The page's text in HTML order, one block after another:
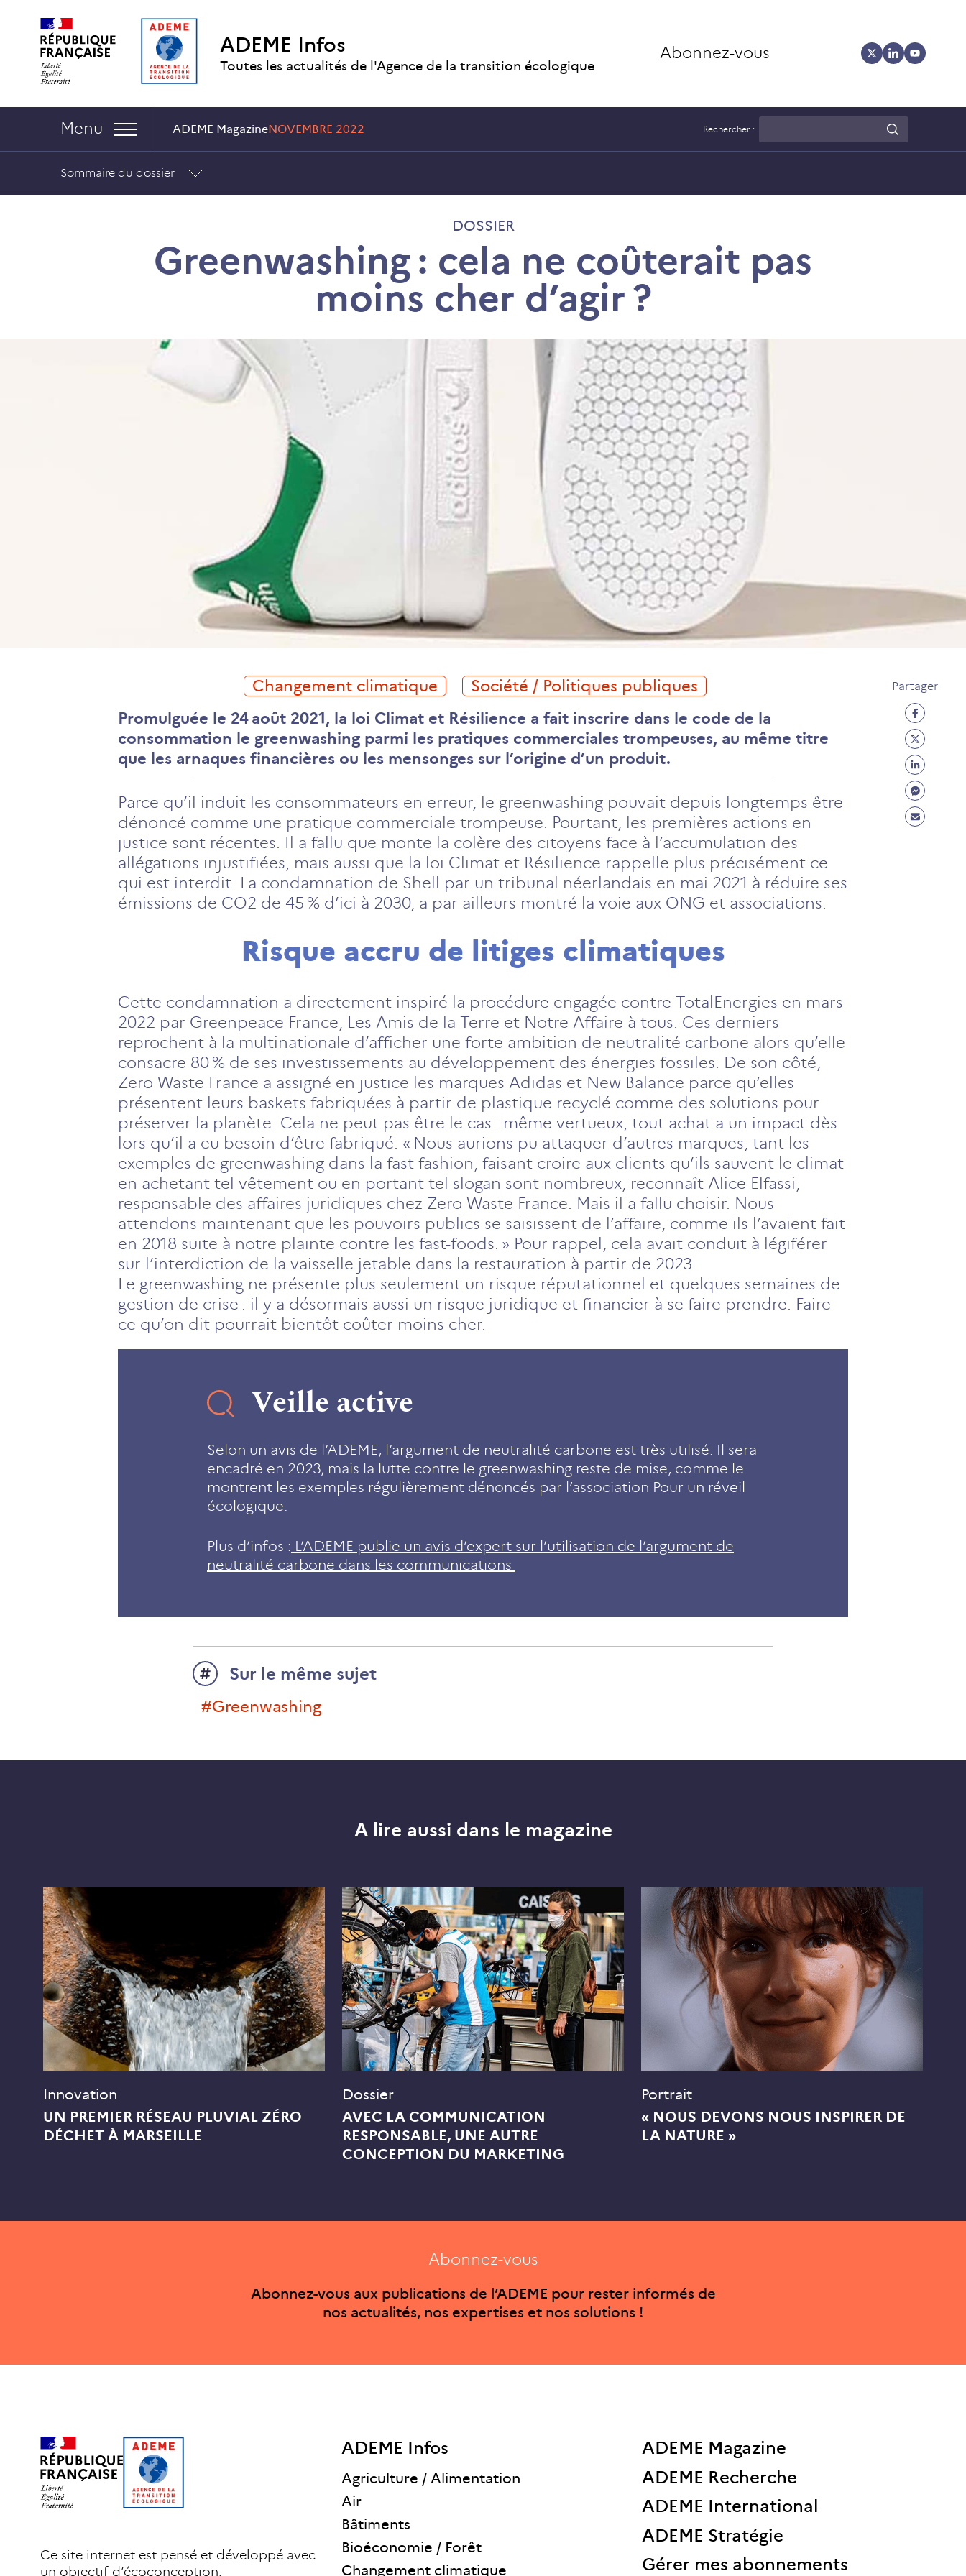
contenu
menu
cookies
ADEME Infos
Toutes les actualités de l'Agence de la transition écologique
Abonnez-vous
Navigation :
Menu ADEME MagazineNOVEMBRE 2022 Rechercher :
Sommaire du dossier
DOSSIER
Greenwashing : cela ne coûterait pas
moins cher d’agir ?
Changement climatique
Société / Politiques publiques
Promulguée le 24 août 2021, la loi Climat et Résilience a fait inscrire dans le code de la
consommation le greenwashing parmi les pratiques commerciales trompeuses, au même titre
que les arnaques financières ou les mensonges sur l’origine d’un produit.
Partager
Partage
(ouvre
un
nouvel
onglet)
Partage
Twitter
(ouvre
un
nouvel
Partage
(ouvre
un
Partage
(ouvre
Partage
Parce qu’il induit les consommateurs en erreur, le greenwashing pouvait depuis longtemps être
dénoncé comme une pratique commerciale trompeuse. Pourtant, les premières actions en
justice sont récentes. Il a fallu que monte la colère des citoyens face à l’accumulation des
allégations injustifiées, mais aussi que la loi Climat et Résilience rappelle plus précisément ce
qui est interdit. La condamnation de Shell par un tribunal néerlandais en mai 2021 à réduire ses
émissions de CO2 de 45 % d’ici à 2030, a par ailleurs montré la voie aux ONG et associations.
Risque accru de litiges climatiques
Cette condamnation a directement inspiré la procédure engagée contre TotalEnergies en mars
2022 par Greenpeace France, Les Amis de la Terre et Notre Affaire à tous. Ces derniers
reprochent à la multinationale d’afficher une forte ambition de neutralité carbone alors qu’elle
consacre 80 % de ses investissements au développement des énergies fossiles. De son côté,
Zero Waste France a assigné en justice les marques Adidas et New Balance parce qu’elles
présentent leurs baskets fabriquées à partir de plastique recyclé comme des solutions pour
préserver la planète. Cela ne peut pas être le cas : même vertueux, tout achat a un impact dès
lors qu’il a eu besoin d’être fabriqué. « Nous aurions pu attaquer d’autres marques, tant les
exemples de greenwashing dans la fast fashion, faisant croire aux clients qu’ils sauvent le climat
en achetant tel vêtement ou en portant tel slogan sont nombreux, reconnaît Alice Elfassi,
responsable des affaires juridiques chez Zero Waste France. Mais il a fallu choisir. Nous
attendons maintenant que les pouvoirs publics se saisissent de l’affaire, comme ils l’avaient fait
en 2018 suite à notre plainte contre les fast-foods. » Pour rappel, cela avait conduit à légiférer
sur l’interdiction de la vaisselle jetable dans la restauration à partir de 2023.
Le greenwashing ne présente plus seulement un risque réputationnel et quelques semaines de
gestion de crise : il y a désormais aussi un risque juridique et financier à se faire prendre. Faire
ce qu’on dit pourrait bientôt coûter moins cher.
Veille active
Selon un avis de l’ADEME, l’argument de neutralité carbone est très utilisé. Il sera
encadré en 2023, mais la lutte contre le greenwashing reste de mise, comme le
montrent les exemples régulièrement dénoncés par l’association Pour un réveil
écologique.
Plus d’infos : L’ADEME publie un avis d’expert sur l’utilisation de l’argument de
neutralité carbone dans les communications
Sur le même sujet
#greenwashing
A lire aussi dans le magazine
Innovation
UN PREMIER RÉSEAU PLUVIAL ZÉRO
DÉCHET À MARSEILLE
Dossier
AVEC LA COMMUNICATION
RESPONSABLE, UNE AUTRE
CONCEPTION DU MARKETING
Portrait
« NOUS DEVONS NOUS INSPIRER DE
LA NATURE »
Abonnez-vous
Abonnez-vous aux publications de l’ADEME pour rester informés de
nos actualités, nos expertises et nos solutions !
Ce site internet est pensé et développé avec
un objectif d’écoconception.
ADEME Infos
Agriculture / Alimentation
Air
Bâtiments
Bioéconomie / Forêt
Changement climatique
ADEME Magazine
ADEME Recherche
ADEME International
ADEME Stratégie
Gérer mes abonnements